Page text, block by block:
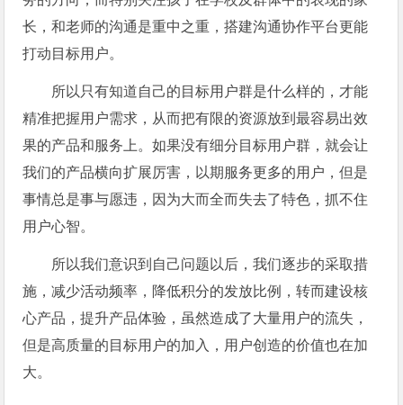
长，和老师的沟通是重中之重，搭建沟通协作平台更能
打动目标用户。
所以只有知道自己的目标用户群是什么样的，才能
精准把握用户需求，从而把有限的资源放到最容易出效
果的产品和服务上。如果没有细分目标用户群，就会让
我们的产品横向扩展厉害，以期服务更多的用户，但是
事情总是事与愿违，因为大而全而失去了特色，抓不住
用户心智。
所以我们意识到自己问题以后，我们逐步的采取措
施，减少活动频率，降低积分的发放比例，转而建设核
心产品，提升产品体验，虽然造成了大量用户的流失，
但是高质量的目标用户的加入，用户创造的价值也在加
大。